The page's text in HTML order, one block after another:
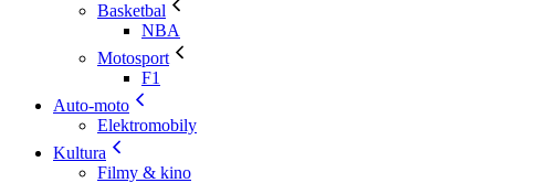
Basketbal
NBA
Motosport
F1
Auto-moto
Elektromobily
Kultura
Filmy & kino